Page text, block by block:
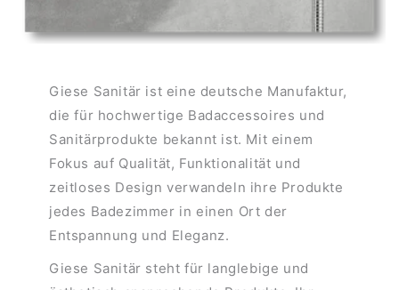
Giese Sanitär ist eine deutsche Manufaktur,
die für hochwertige Badaccessoires und
Sanitärprodukte bekannt ist. Mit einem
Fokus auf Qualität, Funktionalität und
zeitloses Design verwandeln ihre Produkte
jedes Badezimmer in einen Ort der
Entspannung und Eleganz.
Giese Sanitär steht für langlebige und